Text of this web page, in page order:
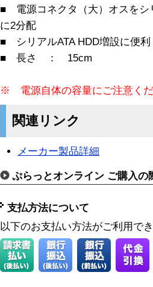
■ 電源コネクタ（大）オスをシ
に2分配
■ シリアルATA HDD増設に便利
■ 長さ ： 15cm
※ 電源自体の容量にご注意く
関連リンク
メーカー製品詳細
ぷらっとオンライン ご購入の
支払方法について
以下のお支払い方法がご利用で